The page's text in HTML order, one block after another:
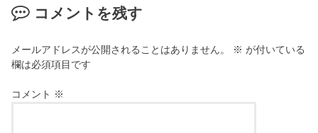
コメントを残す
メールアドレスが公開されることはありません。 ※ が付いている
欄は必須項目です
コメント ※